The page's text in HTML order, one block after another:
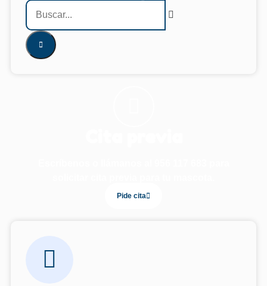
Pide cita